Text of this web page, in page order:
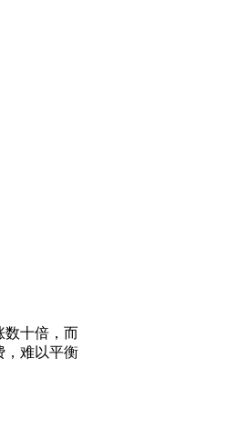
数十倍，而
，难以平衡